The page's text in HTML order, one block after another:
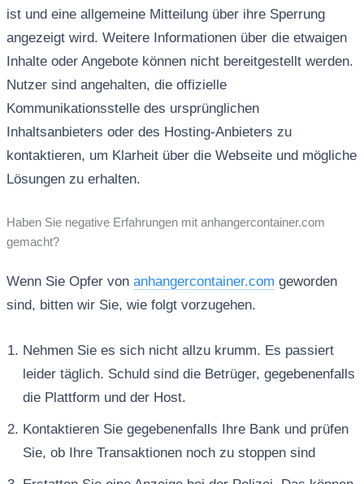
ist und eine allgemeine Mitteilung über ihre Sperrung
angezeigt wird. Weitere Informationen über die etwaigen
Inhalte oder Angebote können nicht bereitgestellt werden.
Nutzer sind angehalten, die offizielle
Kommunikationsstelle des ursprünglichen
Inhaltsanbieters oder des Hosting-Anbieters zu
kontaktieren, um Klarheit über die Webseite und mögliche
Lösungen zu erhalten.
Haben Sie negative Erfahrungen mit anhangercontainer.com
gemacht?
Wenn Sie Opfer von anhangercontainer.com geworden
sind, bitten wir Sie, wie folgt vorzugehen.
Nehmen Sie es sich nicht allzu krumm. Es passiert
leider täglich. Schuld sind die Betrüger, gegebenenfalls
die Plattform und der Host.
Kontaktieren Sie gegebenenfalls Ihre Bank und prüfen
Sie, ob Ihre Transaktionen noch zu stoppen sind